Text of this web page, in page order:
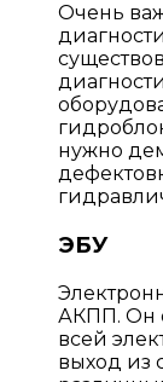
Очень
нужно
ЭБУ
АКПП. Он
всей
выход из